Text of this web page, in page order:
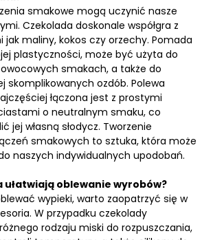
smakowe mogą uczynić nasze
Czekolada doskonale współgra z
maliny, kokos czy orzechy. Pomada
plastyczności, może być użyta do
smakach, a także do
skomplikowanych ozdób. Polewa
łączona jest z prostymi
o neutralnym smaku, co
jej własną słodycz. Tworzenie
smakowych to sztuka, która może
naszych indywidualnych upodobań.
ułatwiają oblewanie wyrobów?
wypieki, warto zaopatrzyć się w
W przypadku czekolady
rodzaju miski do rozpuszczania,